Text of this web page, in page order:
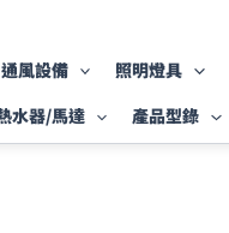
通風設備 照明燈具
水器/馬達
產品型錄